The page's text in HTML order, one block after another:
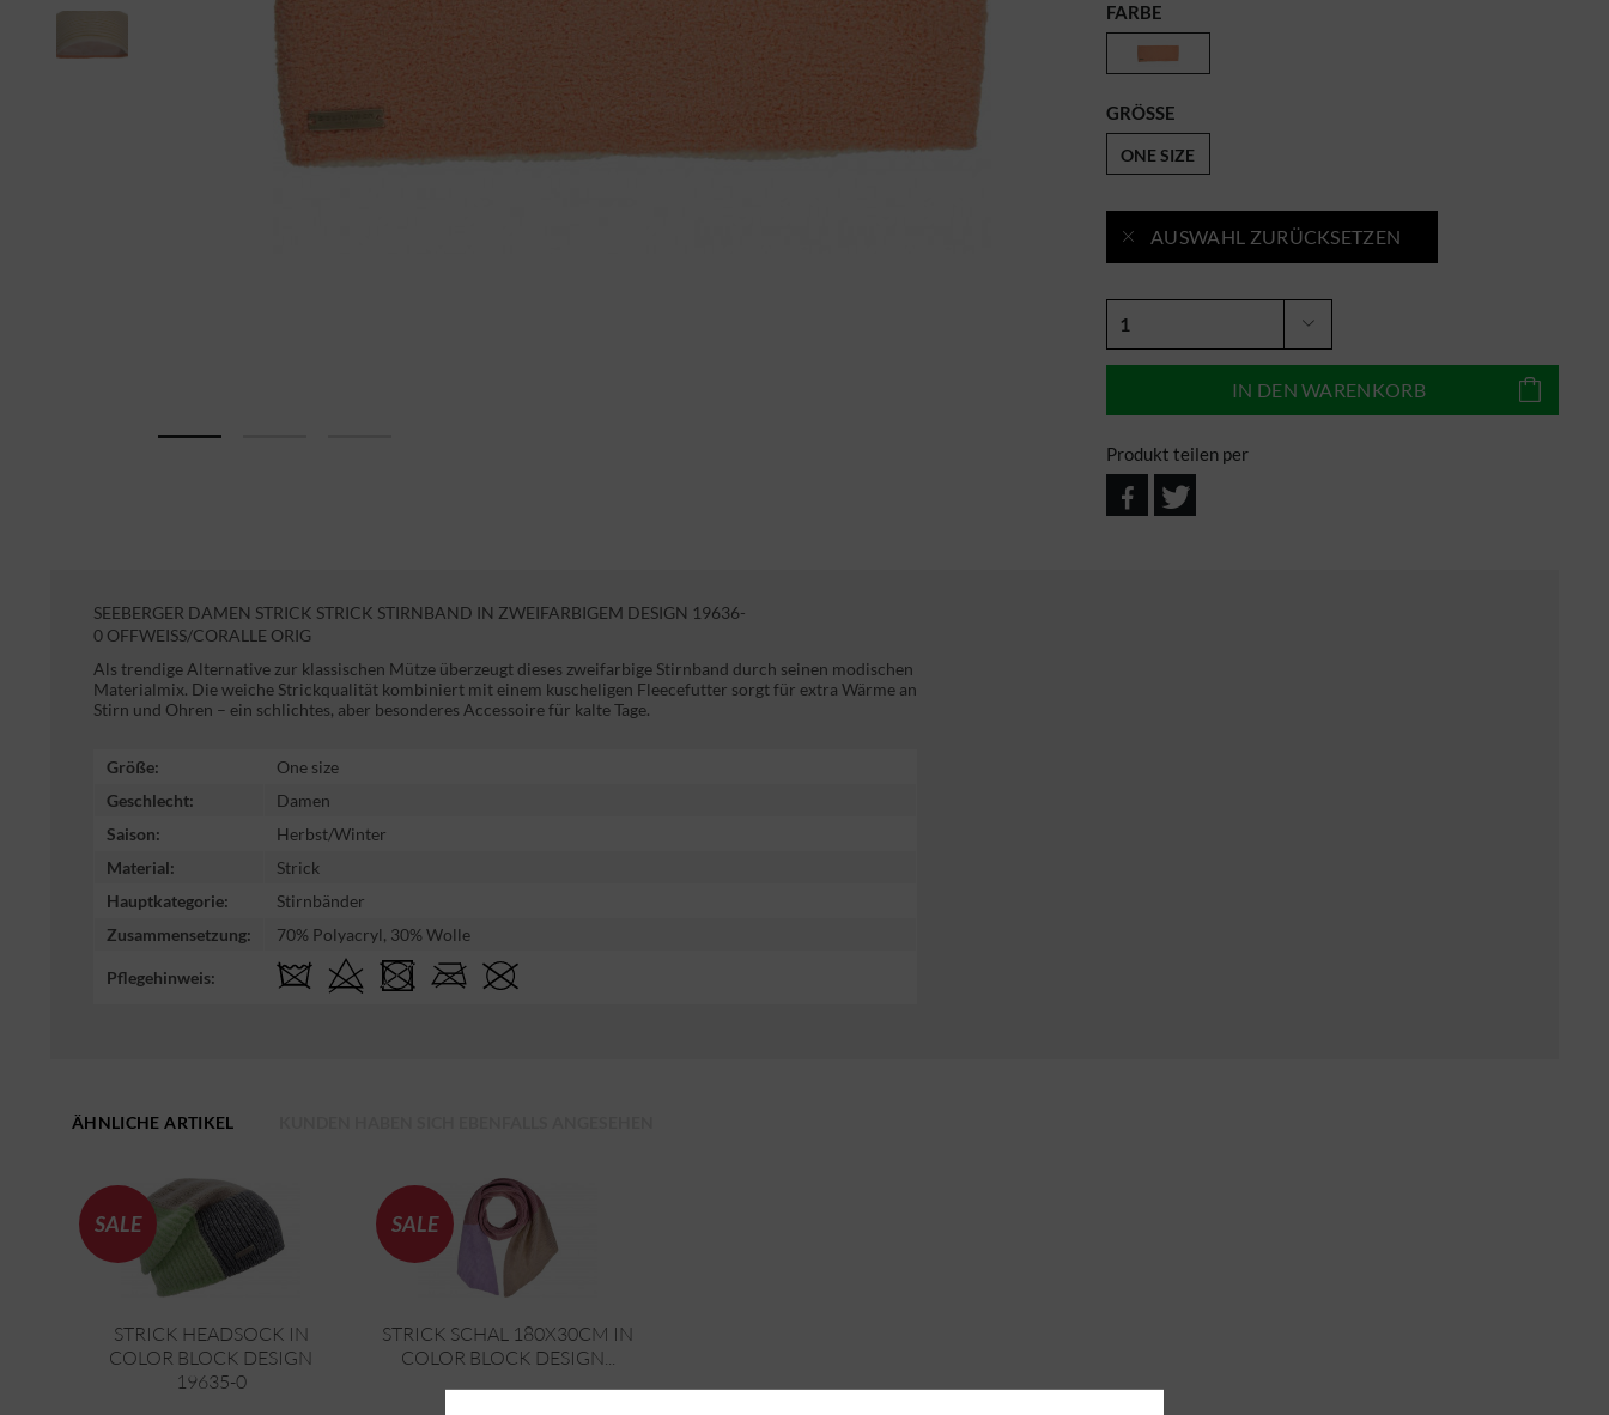
FARBE
GRÖSSE
ONE SIZE
AUSWAHL ZURÜCKSETZEN
IN DEN WARENKORB
Produkt teilen per
SEEBERGER DAMEN STRICK STRICK STIRNBAND IN ZWEIFARBIGEM DESIGN 19636-
0 OFFWEISS/CORALLE ORIG
Als trendige Alternative zur klassischen Mütze überzeugt dieses zweifarbige Stirnband durch seinen modischen
Materialmix. Die weiche Strickqualität kombiniert mit einem kuscheligen Fleecefutter sorgt für extra Wärme an
Stirn und Ohren – ein schlichtes, aber besonderes Accessoire für kalte Tage.
Größe:
One size
Geschlecht:
Damen
Saison:
Herbst/Winter
Material:
Strick
Hauptkategorie:
Stirnbänder
Zusammensetzung:
70% Polyacryl, 30% Wolle
Pflegehinweis:
ÄHNLICHE ARTIKEL
SALE
STRICK HEADSOCK IN
COLOR BLOCK DESIGN
19635-0
SALE
STRICK SCHAL 180X30CM IN
COLOR BLOCK DESIGN...